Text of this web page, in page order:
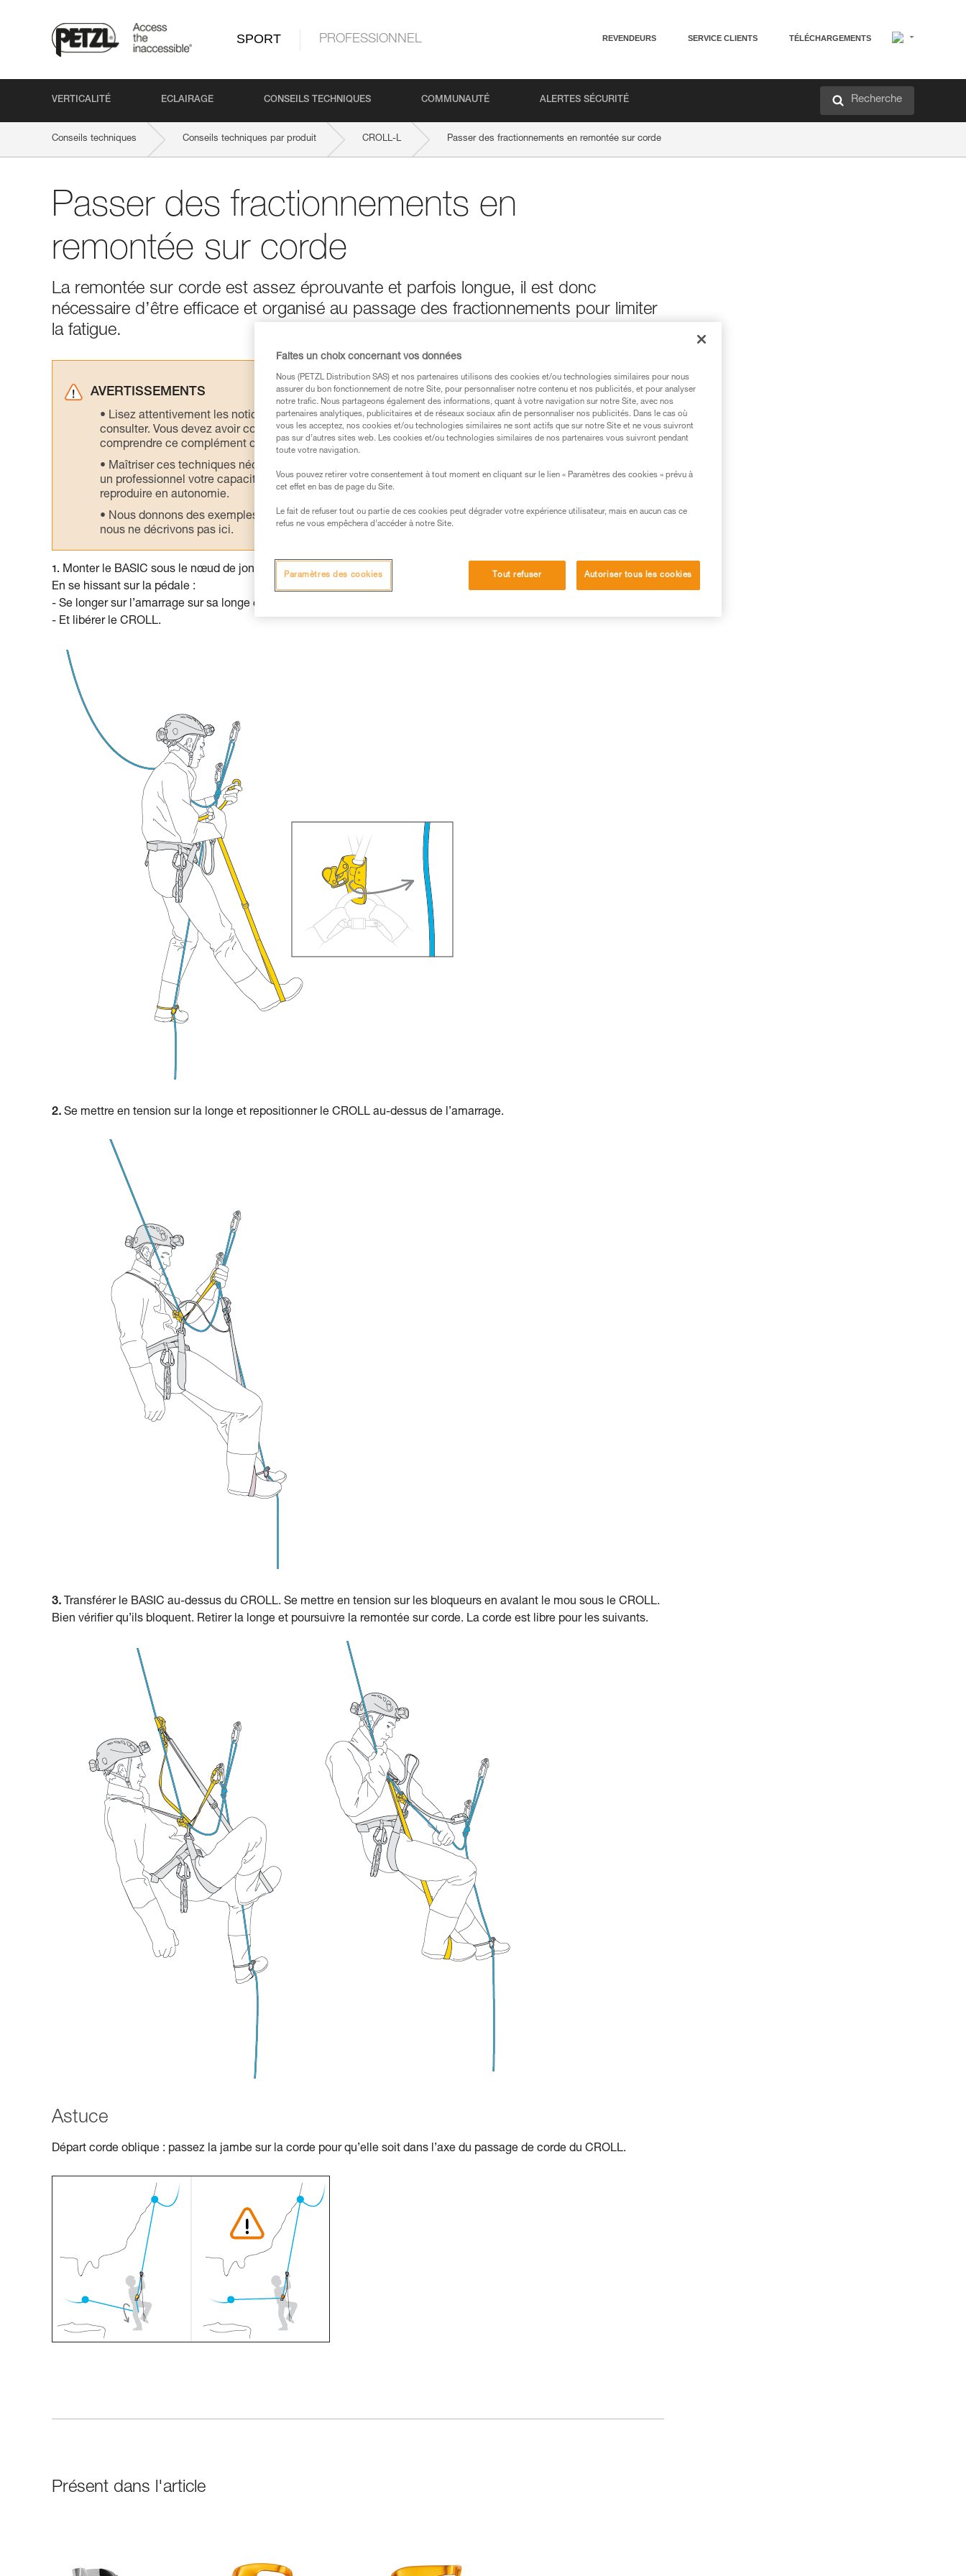
SPORT PROFESSIONNEL REVENDEURS SERVICE CLIENTS TÉLÉCHARGEMENTS
VERTICALITÉ ECLAIRAGE CONSEILS TECHNIQUES COMMUNAUTÉ ALERTES SÉCURITÉ Recherche
Conseils techniques Conseils techniques par produit CROLL-L Passer des fractionnements en remontée sur corde
Passer des fractionnements en
remontée sur corde
La remontée sur corde est assez éprouvante et parfois longue, il est donc
nécessaire d’être efficace et organisé au passage des fractionnements pour limiter
la fatigue.
AVERTISSEMENTS
Lisez attentivement les notices techniques des produits utilisés dans ce conseil avant de le
consulter. Vous devez avoir compris les informations de la notice technique pour pouvoir
comprendre ce complément d’informations.
Maîtriser ces techniques nécessite une formation et un entraînement spécifique. Validez avec
un professionnel votre capacité à refaire la manipulation, seul, en toute sécurité, avant de la
reproduire en autonomie.
Nous donnons des exemples de techniques liées à votre activité. Il peut en exister d’autres que
nous ne décrivons pas ici.
1. Monter le BASIC sous le nœud de jonction. Ne pas venir en butée sous le nœud pour pouvoir ouvrir la gâchette.
En se hissant sur la pédale :
- Se longer sur l’amarrage sur sa longe courte.
- Et libérer le CROLL.
2. Se mettre en tension sur la longe et repositionner le CROLL au-dessus de l’amarrage.
3. Transférer le BASIC au-dessus du CROLL. Se mettre en tension sur les bloqueurs en avalant le mou sous le CROLL.
Bien vérifier qu’ils bloquent. Retirer la longe et poursuivre la remontée sur corde. La corde est libre pour les suivants.
Astuce
Départ corde oblique : passez la jambe sur la corde pour qu’elle soit dans l’axe du passage de corde du CROLL.
Présent dans l'article
Faites un choix concernant vos données
Nous (PETZL Distribution SAS) et nos partenaires utilisons des cookies et/ou technologies similaires pour nous
assurer du bon fonctionnement de notre Site, pour personnaliser notre contenu et nos publicités, et pour analyser
notre trafic. Nous partageons également des informations, quant à votre navigation sur notre Site, avec nos
partenaires analytiques, publicitaires et de réseaux sociaux afin de personnaliser nos publicités. Dans le cas où
vous les acceptez, nos cookies et/ou technologies similaires ne sont actifs que sur notre Site et ne vous suivront
pas sur d’autres sites web. Les cookies et/ou technologies similaires de nos partenaires vous suivront pendant
toute votre navigation.
Vous pouvez retirer votre consentement à tout moment en cliquant sur le lien « Paramètres des cookies » prévu à
cet effet en bas de page du Site.
Le fait de refuser tout ou partie de ces cookies peut dégrader votre expérience utilisateur, mais en aucun cas ce
refus ne vous empêchera d’accéder à notre Site.
Tout refuser Autoriser tous les cookies
Paramètres des cookies